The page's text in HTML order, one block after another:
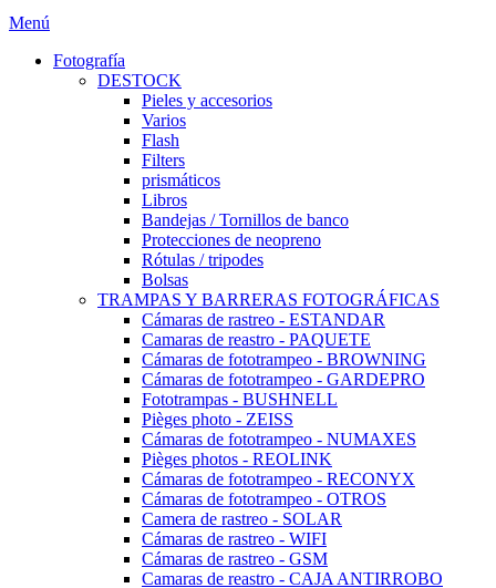
Menú
Fotografía
DESTOCK
Pieles y accesorios
Varios
Flash
Filters
prismáticos
Libros
Bandejas / Tornillos de banco
Protecciones de neopreno
Rótulas / tripodes
Bolsas
TRAMPAS Y BARRERAS FOTOGRÁFICAS
Cámaras de rastreo - ESTANDAR
Camaras de reastro - PAQUETE
Cámaras de fototrampeo - BROWNING
Cámaras de fototrampeo - GARDEPRO
Fototrampas - BUSHNELL
Pièges photo - ZEISS
Cámaras de fototrampeo - NUMAXES
Pièges photos - REOLINK
Cámaras de fototrampeo - RECONYX
Cámaras de fototrampeo - OTROS
Camera de rastreo - SOLAR
Cámaras de rastreo - WIFI
Cámaras de rastreo - GSM
Camaras de reastro - CAJA ANTIRROBO